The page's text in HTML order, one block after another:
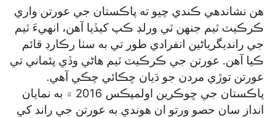
هن نشاندهي ڪندي چيو ته پاڪستان جي عورتن واري
ڪرڪيٽ ٽيم جنهن ٽي ورلڊ ڪپ کيڏيا آهن، انهيءَ ٽيم
جي رانديگرياڻين انفرادي طور تي به سٺا رڪارڊ قائم
ڪيا آهن. عورتن جي ڪرڪيٽ ٽيم هاڻي وڏي پئماني تي
عورتن توڙي مردن جو ڌيان ڇڪائي چڪي آهي.
پاڪستان جي ڇوڪرين اولمپڪس 2016 ۾ به نمايان
انداز سان حصو ورتو ان هوندي به عورتن جي راند کي